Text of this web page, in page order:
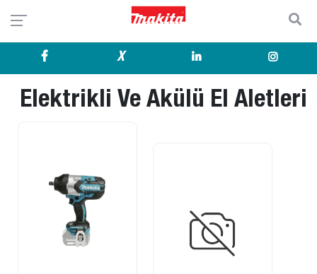
X
Elektrikli Ve Akülü El Aletleri